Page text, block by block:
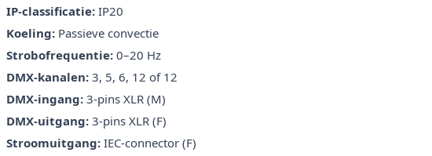
IP-classificatie: IP20
Koeling: Passieve convectie
Strobofrequentie: 0–20 Hz
DMX-kanalen: 3, 5, 6, 12 of 12
DMX-ingang: 3-pins XLR (M)
DMX-uitgang: 3-pins XLR (F)
Stroomuitgang: IEC-connector (F)